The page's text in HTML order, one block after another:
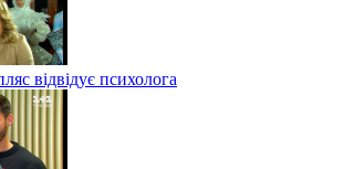
відвідує психолога